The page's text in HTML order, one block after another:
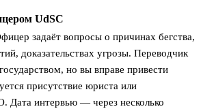
UdSC
задаёт вопросы о причинах бегства,
доказательствах угрозы. Переводчик
но вы вправе привести
присутствие юриста или
Дата интервью — через несколько